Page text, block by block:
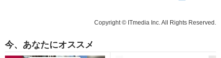
Copyright © ITmedia Inc. All Rights Reserved.
今、あなたにオススメ